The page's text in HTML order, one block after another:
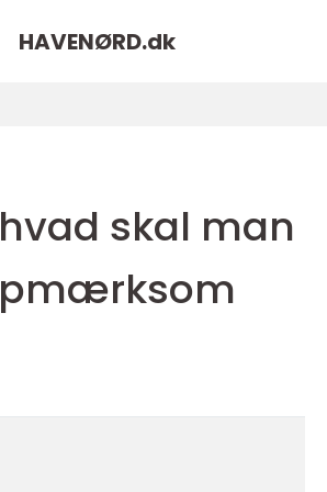
HAVENØRD.dk
skal man